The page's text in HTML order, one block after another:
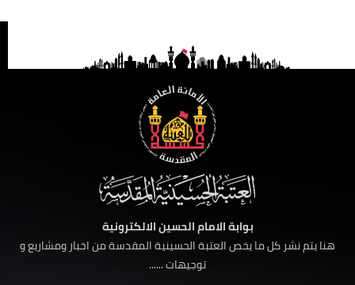
بوابة الامام الحسين الالكترونية
هنا يتم نشر كل ما يخص العتبة الحسينية المقدسة من اخبار ومشاريع و
توجيهات ......